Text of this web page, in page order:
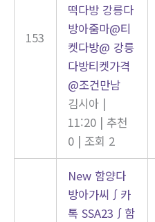
153
떡다방 강릉다
방아줌마@티
켓다방@ 강릉
다방티켓가격
@조건만남
김시아 |
11:20 | 추천
0 | 조회 2
New 함양다
방아가씨∫카
톡 SSA23∫함